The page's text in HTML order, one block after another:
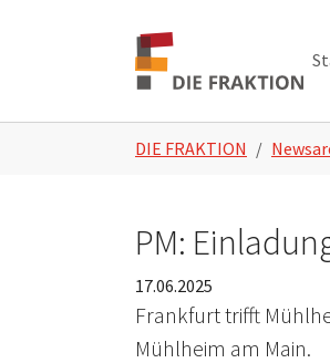
DIE FRAKTION
PM:
17.06.2025
Frankfurt trifft
Mühlheim am Main.